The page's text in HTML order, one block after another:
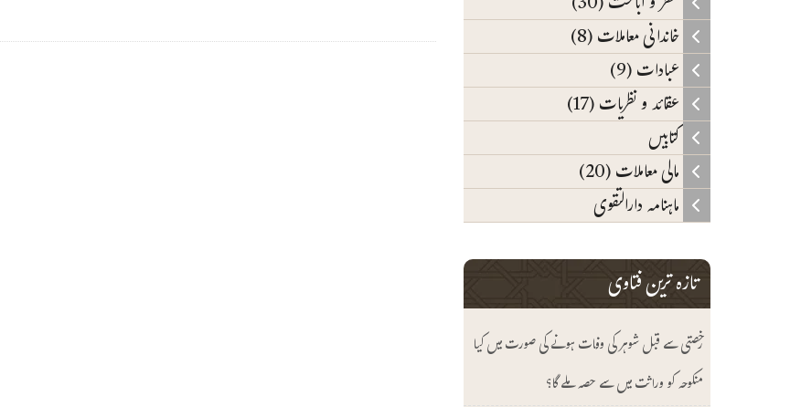
خاندانی معاملات (8)
عبادات (9)
عقائد و نظریات (17)
کتابیں
مالی معاملات (20)
ماہنامہ دارالتقوی
تازہ ترین فتاوی
رخصتی سے قبل شوہر کی وفات ہونے کی صورت میں کیا
منکوحہ کو وراثت میں سے حصہ ملے گا؟